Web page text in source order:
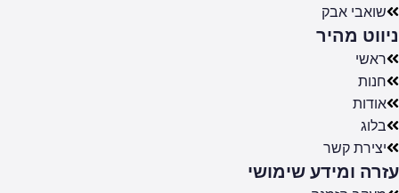
שואבי אבק
ניווט מהיר
ראשי
חנות
אודות
בלוג
יצירת קשר
עזרה ומידע שימושי